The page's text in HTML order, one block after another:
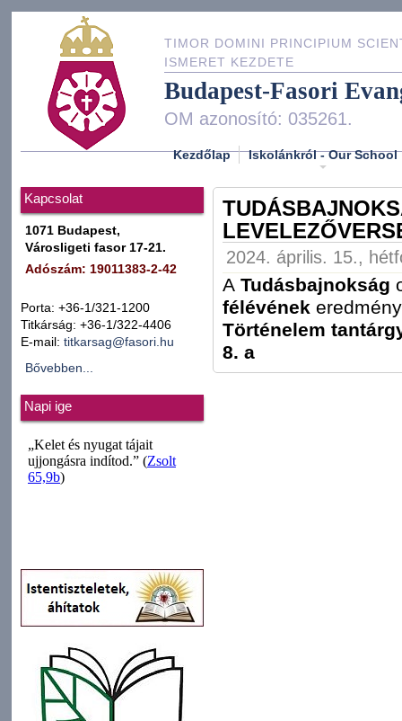
TIMOR DOMINI PRINCIPIUM
ISMERET KEZDETE
Budapest-Fasori
OM azonosító: 035261.
Kezdőlap Iskolánkról - Our School
Kapcsolat
1071 Budapest,
Városligeti fasor 17-21.
Adószám: 19011383-2-42
Porta: +36-1/321-1200
Titkárság: +36-1/322-4406
E-mail: titkarsag@fasori.hu
Bővebben...
Napi ige
2024. április. 15.,
A Tudásbajnokság
félévének
Történelem
8. a